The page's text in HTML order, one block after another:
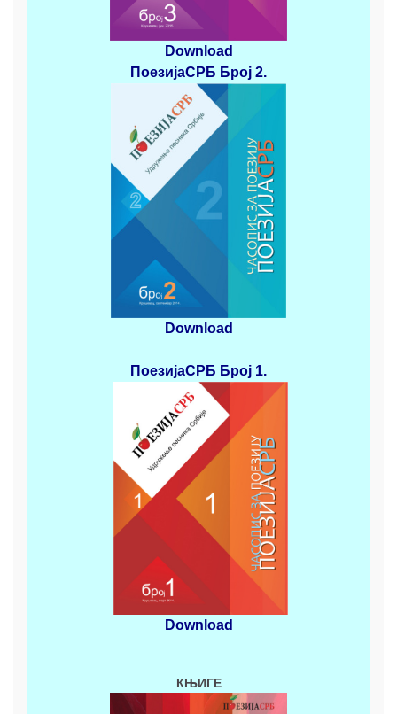
Download
ПоезијаСРБ Број 2.
Download
ПоезијаСРБ Број 1.
Download
КЊИГЕ